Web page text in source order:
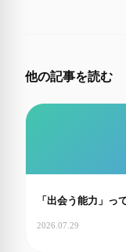
他の記事を読む
「出会う能力」っ
2026.07.29